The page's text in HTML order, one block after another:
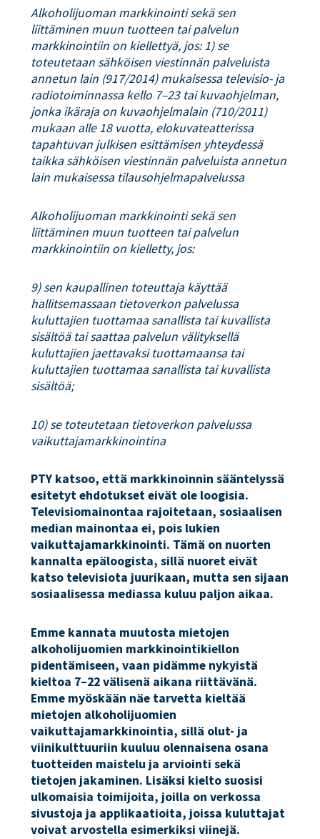
Alkoholijuoman markkinointi sekä sen
liittäminen muun tuotteen tai palvelun
markkinointiin on kiellettyä, jos: 1) se
toteutetaan sähköisen viestinnän palveluista
annetun lain (917/2014) mukaisessa televisio- ja
radiotoiminnassa kello 7–23 tai kuvaohjelman,
jonka ikäraja on kuvaohjelmalain (710/2011)
mukaan alle 18 vuotta, elokuvateatterissa
tapahtuvan julkisen esittämisen yhteydessä
taikka sähköisen viestinnän palveluista annetun
lain mukaisessa tilausohjelmapalvelussa
Alkoholijuoman markkinointi sekä sen
liittäminen muun tuotteen tai palvelun
markkinointiin on kielletty, jos:
9) sen kaupallinen toteuttaja käyttää
hallitsemassaan tietoverkon palvelussa
kuluttajien tuottamaa sanallista tai kuvallista
sisältöä tai saattaa palvelun välityksellä
kuluttajien jaettavaksi tuottamaansa tai
kuluttajien tuottamaa sanallista tai kuvallista
sisältöä;
10) se toteutetaan tietoverkon palvelussa
vaikuttajamarkkinointina
PTY katsoo, että markkinoinnin sääntelyssä
esitetyt ehdotukset eivät ole loogisia.
Televisiomainontaa rajoitetaan, sosiaalisen
median mainontaa ei, pois lukien
vaikuttajamarkkinointi. Tämä on nuorten
kannalta epäloogista, sillä nuoret eivät
katso televisiota juurikaan, mutta sen sijaan
sosiaalisessa mediassa kuluu paljon aikaa.
Emme kannata muutosta mietojen
alkoholijuomien markkinointikiellon
pidentämiseen, vaan pidämme nykyistä
kieltoa 7–22 välisenä aikana riittävänä.
Emme myöskään näe tarvetta kieltää
mietojen alkoholijuomien
vaikuttajamarkkinointia, sillä olut- ja
viinikulttuuriin kuuluu olennaisena osana
tuotteiden maistelu ja arviointi sekä
tietojen jakaminen. Lisäksi kielto suosisi
ulkomaisia toimijoita, joilla on verkossa
sivustoja ja applikaatioita, joissa kuluttajat
voivat arvostella esimerkiksi viinejä.